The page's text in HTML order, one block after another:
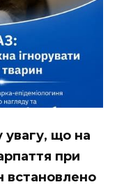
увагу, що на
при
встановлено